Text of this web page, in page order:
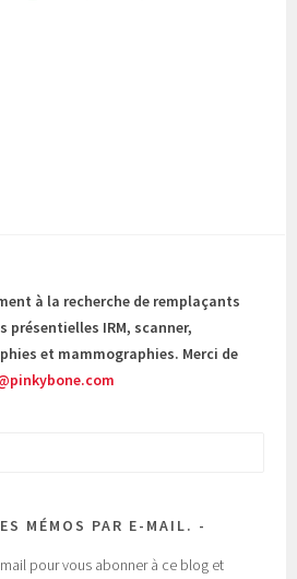
à la recherche de remplaçants
présentielles IRM, scanner,
et mammographies. Merci de
MÉMOS PAR E-MAIL.
pour vous abonner à ce blog et